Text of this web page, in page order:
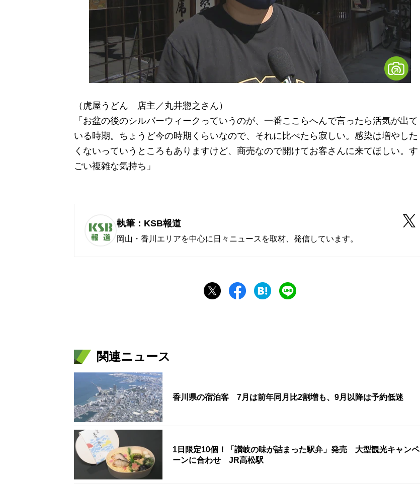
（虎屋うどん 店主／丸井惣之さん）
「お盆の後のシルバーウィークっていうのが、一番ここらへんで言ったら活気が出て
いる時期。ちょうど今の時期くらいなので、それに比べたら寂しい。感染は増やした
くないっていうところもありますけど、商売なので開けてお客さんに来てほしい。す
ごい複雑な気持ち」
執筆：KSB報道
岡山・香川エリアを中心に日々ニュースを取材、発信しています。
関連ニュース
香川県の宿泊客 7月は前年同月比2割増も、9月以降は予約低迷
1日限定10個！「讃岐の味が詰まった駅弁」発売 大型観光キャンペ
ーンに合わせ JR高松駅